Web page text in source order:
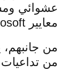
عشوائي
معايير Microsoft.
من جانبهم،
من